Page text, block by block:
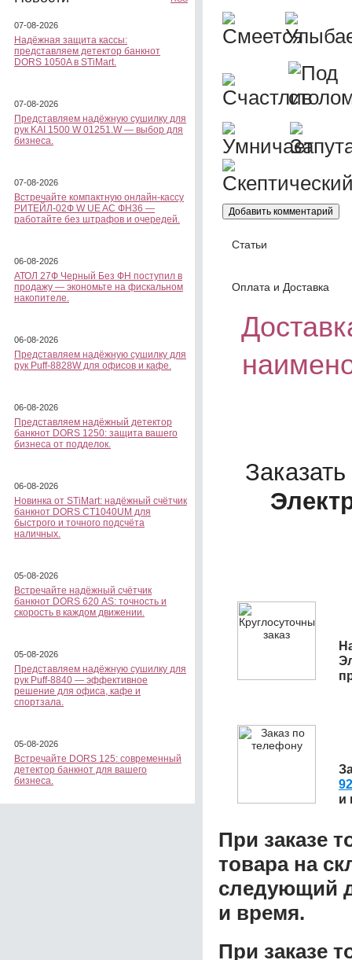
07-08-2026
Надёжная защита кассы:
представляем детектор банкнот
DORS 1050A в STiMart.
07-08-2026
Представляем надёжную сушилку для
рук KAI 1500 W 01251.W — выбор для
бизнеса.
07-08-2026
Встречайте компактную онлайн-кассу
РИТЕЙЛ-02Ф W UE AC ФН36 —
работайте без штрафов и очередей.
06-08-2026
АТОЛ 27Ф Черный Без ФН поступил в
продажу — экономьте на фискальном
накопителе.
06-08-2026
Представляем надёжную сушилку для
рук Puff-8828W для офисов и кафе.
06-08-2026
Представляем надёжный детектор
банкнот DORS 1250: защита вашего
бизнеса от подделок.
06-08-2026
Новинка от STiMart: надёжный счётчик
банкнот DORS CT1040UM для
быстрого и точного подсчёта
наличных.
05-08-2026
Встречайте надёжный счётчик
банкнот DORS 620 АS: точность и
скорость в каждом движении.
05-08-2026
Представляем надёжную сушилку для
рук Puff-8840 — эффективное
решение для офиса, кафе и
спортзала.
05-08-2026
Встречайте DORS 125: современный
детектор банкнот для вашего
бизнеса.
Статьи
Оплата и Доставка
и
При заказе
товара на
следующий
и время.
При заказе